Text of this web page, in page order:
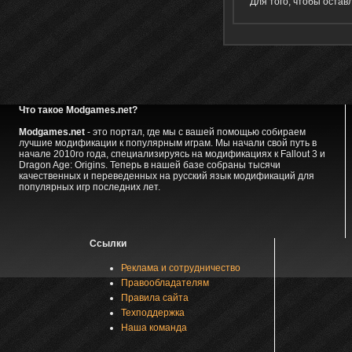
Что такое Modgames.net?
Modgames.net- это портал, где мы с вашей помощью собираем
лучшие модификации к популярным играм. Мы начали свой путь в
начале 2010го года, специализируясь на модификациях к Fallout 3 и
Dragon Age: Origins. Теперь в нашей базе собраны тысячи
качественных и переведенных на русский язык модификаций для
популярных игр последних лет.
Ссылки
Реклама и сотрудничество
Правообладателям
Правила сайта
Техподдержка
Наша команда